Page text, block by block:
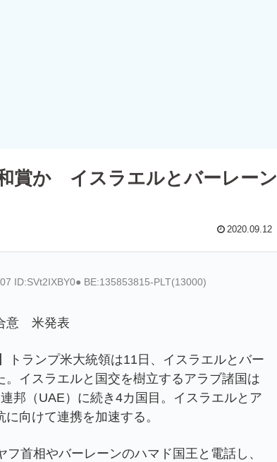
賞か イスラエルとバーレーン
2020.09.12
ID:SVt2IXBY0● BE:135853815-PLT(13000)
意 米発表
トランプ米大統領は11日、イスラエルとバー
イスラエルと国交を樹立するアラブ諸国は
邦（UAE）に続き4カ国目。イスラエルとア
向けて連携を加速する。
首相やバーレーンのハマド国王と電話し、